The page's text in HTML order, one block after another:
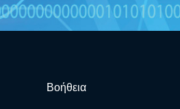
Βοήθεια